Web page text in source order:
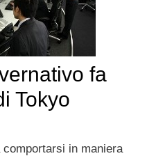
fa
Tokyo
in maniera